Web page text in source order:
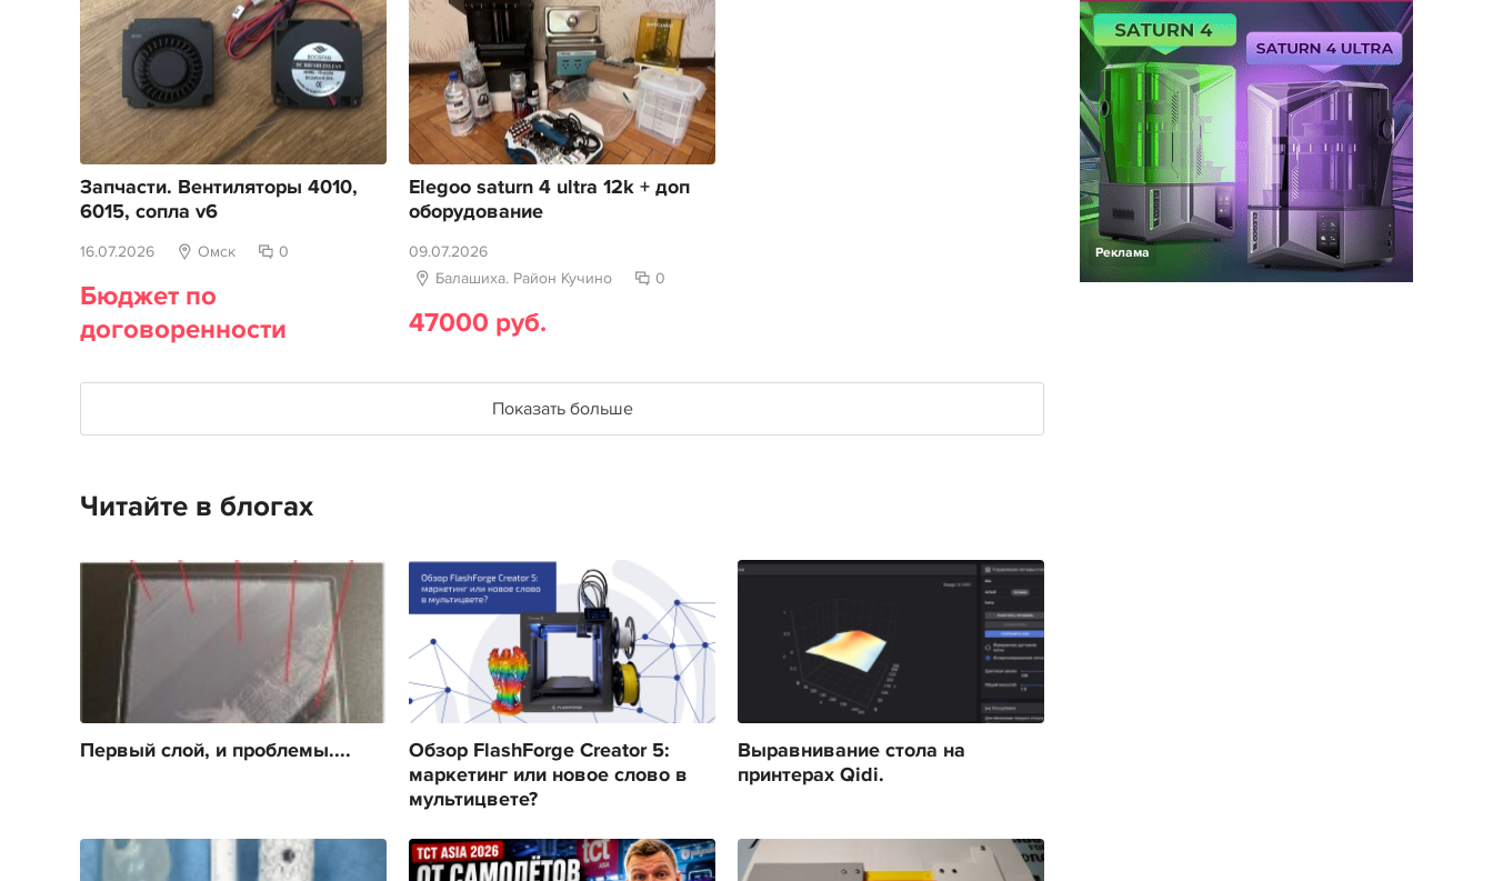
Запчасти. Вентиляторы 4010,
6015, сопла v6
16.07.2026 Омск 0
Бюджет по
договоренности
Elegoo saturn 4 ultra 12k + доп
оборудование
09.07.2026
Балашиха. Район Кучино
0
47000 руб.
Показать больше
Читайте в блогах
Первый слой, и проблемы....
Обзор FlashForge Creator 5:
маркетинг или новое слово в
мультицвете?
Выравнивание стола на
принтерах Qidi.
Реклама